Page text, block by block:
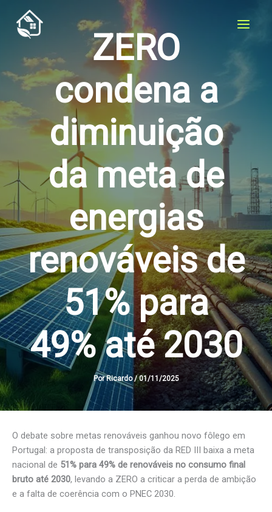
content
ZERO
condena a
diminuição
da meta de
energias
renováveis de
51% para
49% até 2030
Por Ricardo/01/11/2025
O debate sobre metas renováveis ganhou novo fôlego em
Portugal: a proposta de transposição da RED III baixa a meta
nacional de 51% para 49% de renováveis no consumo final
bruto até 2030, levando a ZERO a criticar a perda de ambição
e a falta de coerência com o PNEC 2030.